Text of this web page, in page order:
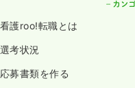
看護roo!転職とは
選考状況
応募書類を作る